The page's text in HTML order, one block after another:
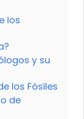
los
y su
los Fósiles
de